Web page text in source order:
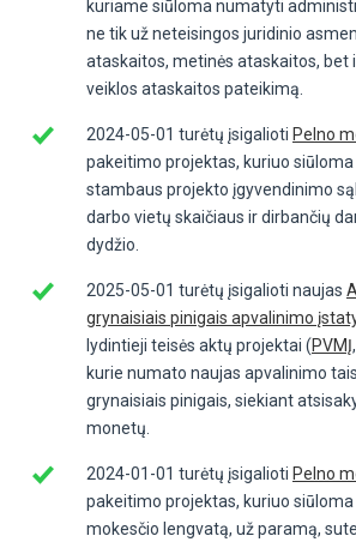
kuriame siūloma numatyti
ne tik už neteisingos juridinio
ataskaitos, metinės ataskaitos, bet
veiklos ataskaitos pateikimą.
2024-05-01 turėtų įsigalioti Pelno
pakeitimo projektas, kuriuo
stambaus projekto įgyvendinimo
darbo vietų skaičiaus ir dirbančių
dydžio.
2025-05-01 turėtų įsigalioti naujas
grynaisiais pinigais apvalinimo
lydintieji teisės aktų projektai (PVMĮ,
kurie numato naujas apvalinimo
grynaisiais pinigais, siekiant
monetų.
2024-01-01 turėtų įsigalioti Pelno
pakeitimo projektas, kuriuo
mokesčio lengvatą, už paramą,